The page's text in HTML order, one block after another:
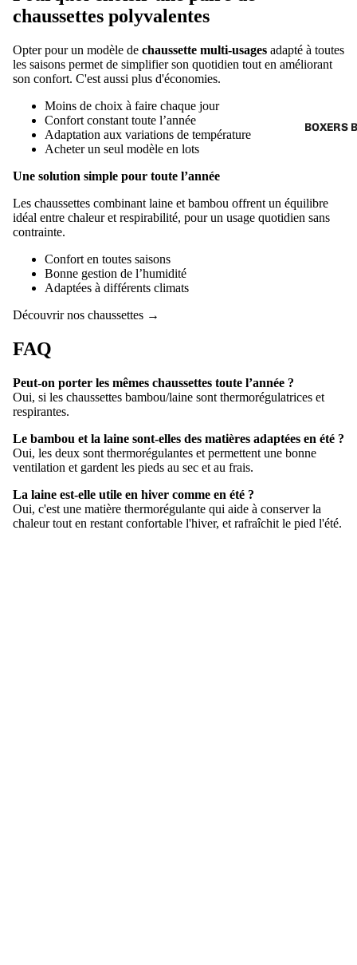
BOXERS
chaussettes polyvalentes
Opter pour un modèle de chaussette multi-usages adapté à toutes
les saisons permet de simplifier son quotidien tout en améliorant
son confort. C'est aussi plus d'économies.
Moins de choix à faire chaque jour
Confort constant toute l’année
Adaptation aux variations de température
Acheter un seul modèle en lots
Une solution simple pour toute l’année
Les chaussettes combinant laine et bambou offrent un équilibre
idéal entre chaleur et respirabilité, pour un usage quotidien sans
contrainte.
Confort en toutes saisons
Bonne gestion de l’humidité
Adaptées à différents climats
Découvrir nos chaussettes →
FAQ
Peut-on porter les mêmes chaussettes toute l’année ?
Oui, si les chaussettes bambou/laine sont thermorégulatrices et
respirantes.
Le bambou et la laine sont-elles des matières adaptées en été ?
Oui, les deux sont thermorégulantes et permettent une bonne
ventilation et gardent les pieds au sec et au frais.
La laine est-elle utile en hiver comme en été ?
Oui, c'est une matière thermorégulante qui aide à conserver la
chaleur tout en restant confortable l'hiver, et rafraîchit le pied l'été.